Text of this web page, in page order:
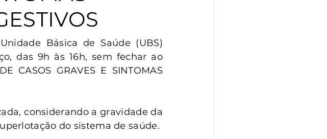
Básica de Saúde (UBS)
das 9h às 16h, sem fechar ao
CASOS GRAVES E SINTOMAS
considerando a gravidade da
do sistema de saúde.